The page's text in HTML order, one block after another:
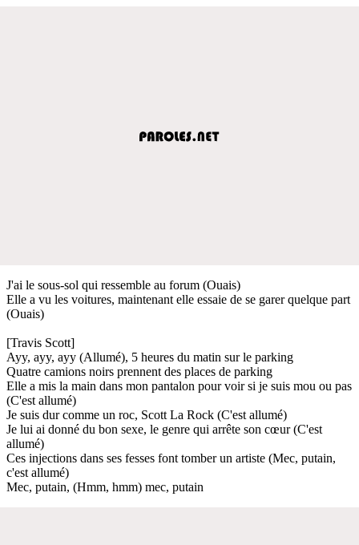
J'ai le sous-sol qui ressemble au forum (Ouais)
Elle a vu les voitures, maintenant elle essaie de se garer quelque part
(Ouais)
[Travis Scott]
Ayy, ayy, ayy (Allumé), 5 heures du matin sur le parking
Quatre camions noirs prennent des places de parking
Elle a mis la main dans mon pantalon pour voir si je suis mou ou pas
(C'est allumé)
Je suis dur comme un roc, Scott La Rock (C'est allumé)
Je lui ai donné du bon sexe, le genre qui arrête son cœur (C'est
allumé)
Ces injections dans ses fesses font tomber un artiste (Mec, putain,
c'est allumé)
Mec, putain, (Hmm, hmm) mec, putain